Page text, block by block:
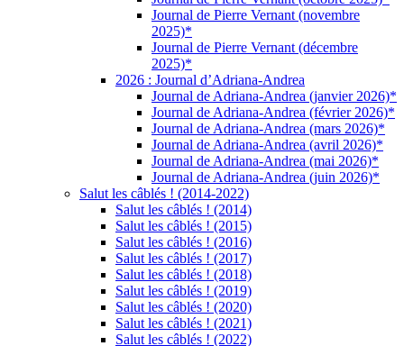
Journal de Pierre Vernant (novembre
2025)*
Journal de Pierre Vernant (décembre
2025)*
2026 : Journal d’Adriana-Andrea
Journal de Adriana-Andrea (janvier 2026)*
Journal de Adriana-Andrea (février 2026)*
Journal de Adriana-Andrea (mars 2026)*
Journal de Adriana-Andrea (avril 2026)*
Journal de Adriana-Andrea (mai 2026)*
Journal de Adriana-Andrea (juin 2026)*
Salut les câblés ! (2014-2022)
Salut les câblés ! (2014)
Salut les câblés ! (2015)
Salut les câblés ! (2016)
Salut les câblés ! (2017)
Salut les câblés ! (2018)
Salut les câblés ! (2019)
Salut les câblés ! (2020)
Salut les câblés ! (2021)
Salut les câblés ! (2022)